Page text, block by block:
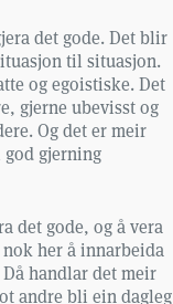
det gode. Det blir
til situasjon.
og egoistiske. Det
gjerne ubevisst og
Og det er meir
god gjerning
det gode, og å vera
her å innarbeida
handlar det meir
andre bli ein dagleg